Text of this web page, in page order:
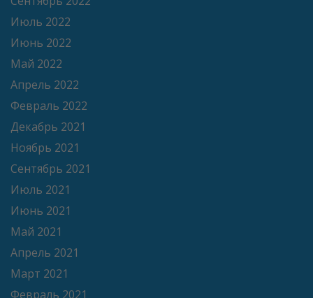
Июль 2022
Июнь 2022
Май 2022
Апрель 2022
Февраль 2022
Декабрь 2021
Ноябрь 2021
Сентябрь 2021
Июль 2021
Июнь 2021
Май 2021
Апрель 2021
Март 2021
Февраль 2021